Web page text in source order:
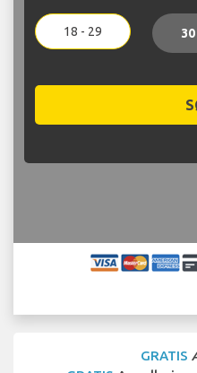
18 - 29
GRATIS